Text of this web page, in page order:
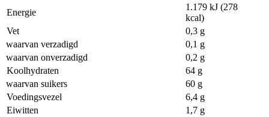
Energie
1.179 kJ (278
kcal)
Vet
0,3 g
waarvan verzadigd
0,1 g
waarvan onverzadigd
0,2 g
Koolhydraten
64 g
waarvan suikers
60 g
Voedingsvezel
6,4 g
Eiwitten
1,7 g